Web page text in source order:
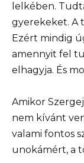
lelkében.
gyerekeket. A
Ezért mindig
amennyit fel
elhagyja. És
Amikor
nem kívánt
valami fontos
unokámért, a